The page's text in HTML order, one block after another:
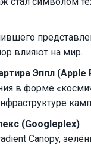
влияют на мир.
Эппл (Apple
в форме
(Googleplex)
Canopy,